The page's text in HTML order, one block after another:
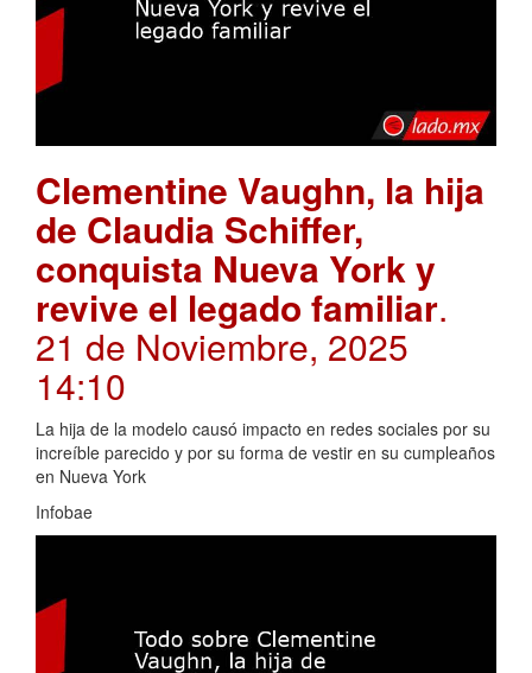
Clementine Vaughn, la hija
de Claudia Schiffer,
conquista Nueva York y
revive el legado familiar.
21 de Noviembre, 2025
14:10
La hija de la modelo causó impacto en redes sociales por su
increíble parecido y por su forma de vestir en su cumpleaños
en Nueva York
Infobae